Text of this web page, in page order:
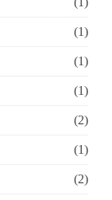
(1)
(1)
(1)
(2)
(1)
(2)